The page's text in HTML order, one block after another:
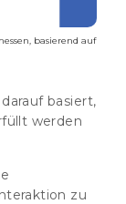
basierend auf
basiert,
werden
zu